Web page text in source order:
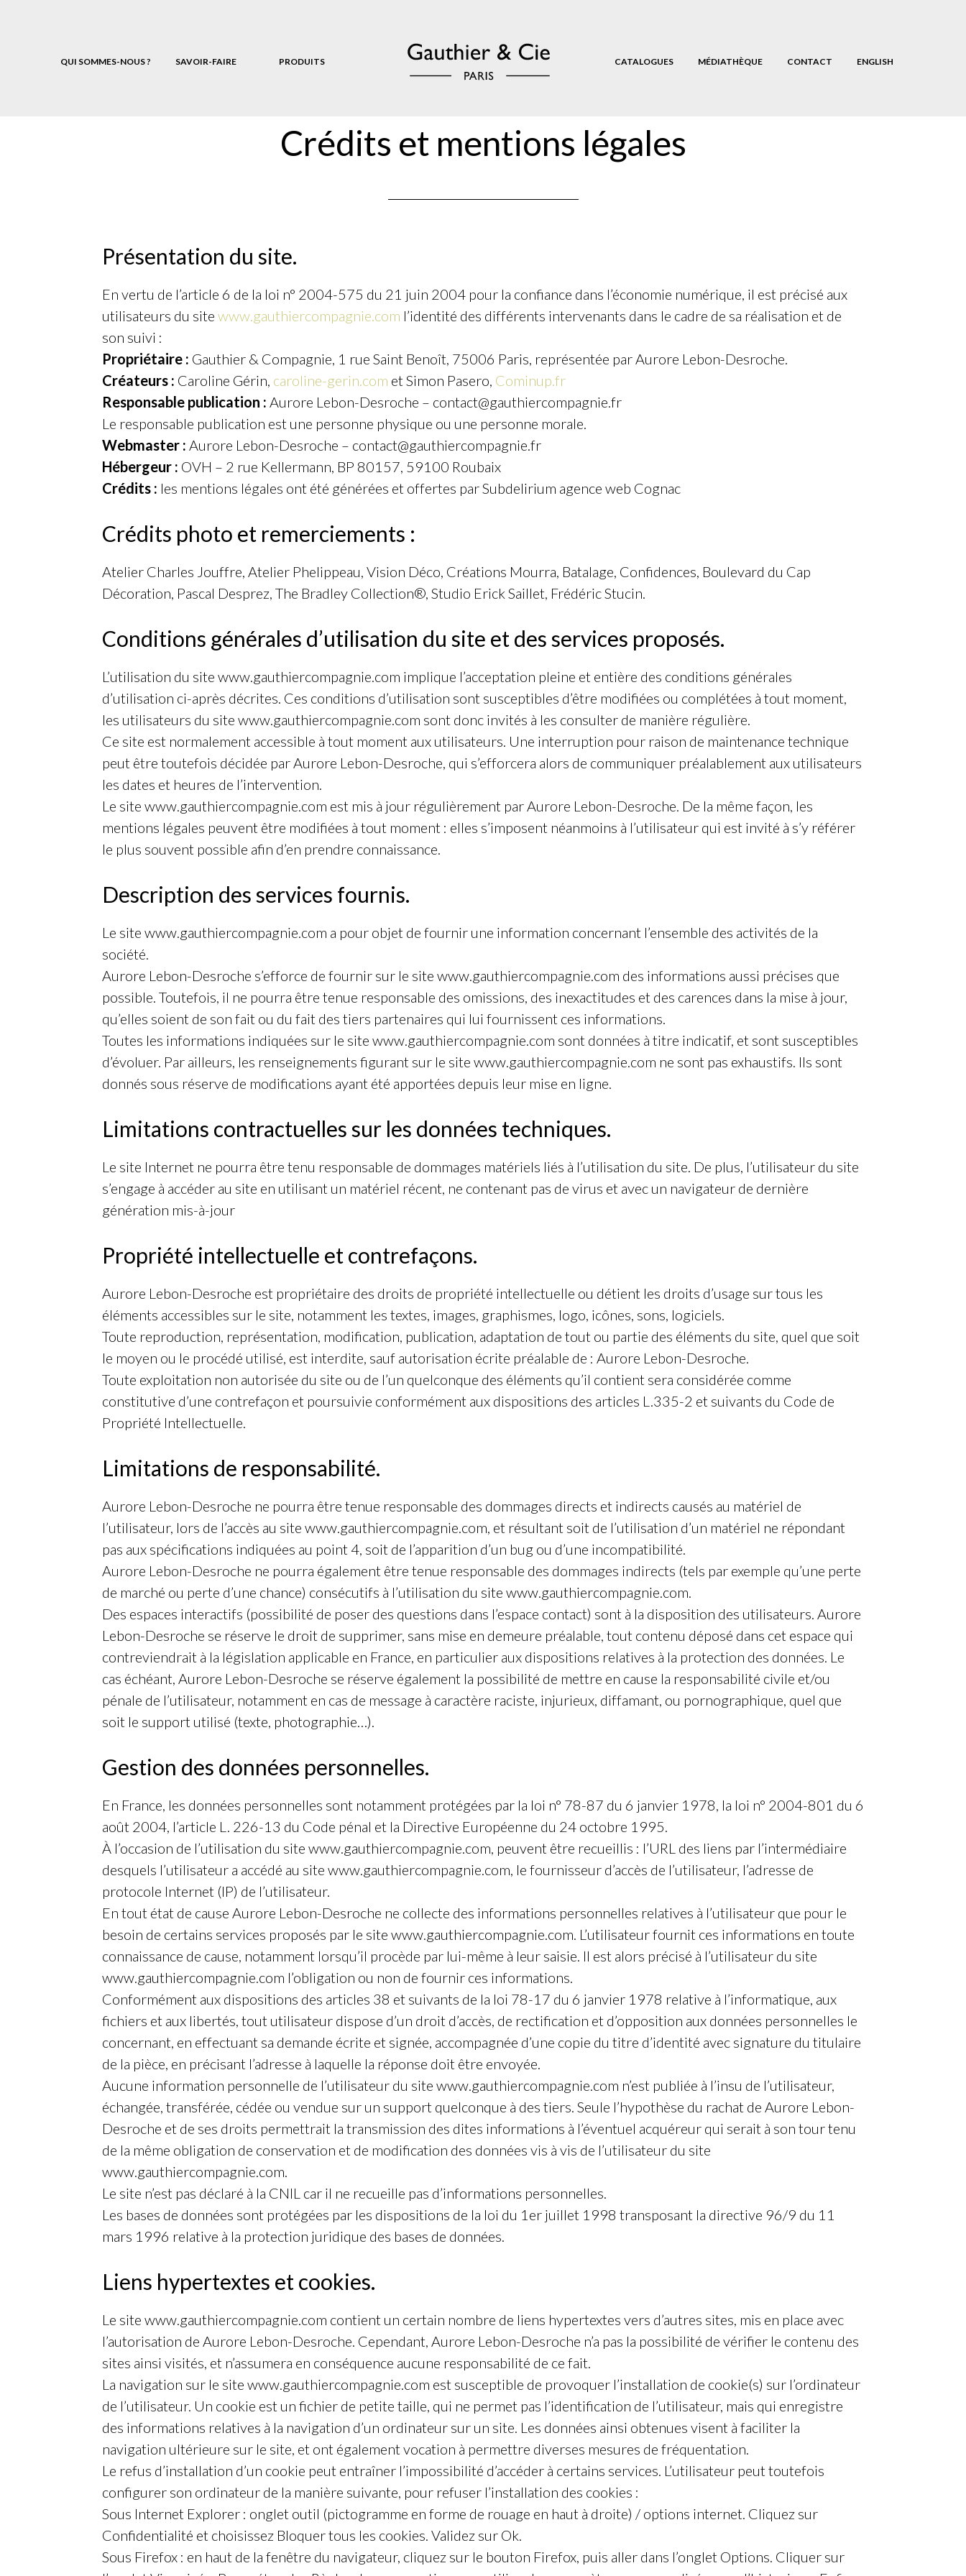
QUI SOMMES-NOUS ? SAVOIR-FAIRE PRODUITS CATALOGUES MÉDIATHÈQUE CONTACT ENGLISH
Crédits et mentions légales
Présentation du site.
En vertu de l’article 6 de la loi n° 2004-575 du 21 juin 2004 pour la confiance dans l’économie numérique, il est précisé aux
utilisateurs du site www.gauthiercompagnie.com l’identité des différents intervenants dans le cadre de sa réalisation et de
son suivi :
Propriétaire : Gauthier & Compagnie, 1 rue Saint Benoît, 75006 Paris, représentée par Aurore Lebon-Desroche.
Créateurs : Caroline Gérin, caroline-gerin.com et Simon Pasero, Cominup.fr
Responsable publication : Aurore Lebon-Desroche – contact@gauthiercompagnie.fr
Le responsable publication est une personne physique ou une personne morale.
Webmaster : Aurore Lebon-Desroche – contact@gauthiercompagnie.fr
Hébergeur : OVH – 2 rue Kellermann, BP 80157, 59100 Roubaix
Crédits : les mentions légales ont été générées et offertes par Subdelirium agence web Cognac
Crédits photo et remerciements :
Atelier Charles Jouffre, Atelier Phelippeau, Vision Déco, Créations Mourra, Batalage, Confidences, Boulevard du Cap
Décoration, Pascal Desprez, The Bradley Collection®, Studio Erick Saillet, Frédéric Stucin.
Conditions générales d’utilisation du site et des services proposés.
L’utilisation du site www.gauthiercompagnie.com implique l’acceptation pleine et entière des conditions générales
d’utilisation ci-après décrites. Ces conditions d’utilisation sont susceptibles d’être modifiées ou complétées à tout moment,
les utilisateurs du site www.gauthiercompagnie.com sont donc invités à les consulter de manière régulière.
Ce site est normalement accessible à tout moment aux utilisateurs. Une interruption pour raison de maintenance technique
peut être toutefois décidée par Aurore Lebon-Desroche, qui s’efforcera alors de communiquer préalablement aux utilisateurs
les dates et heures de l’intervention.
Le site www.gauthiercompagnie.com est mis à jour régulièrement par Aurore Lebon-Desroche. De la même façon, les
mentions légales peuvent être modifiées à tout moment : elles s’imposent néanmoins à l’utilisateur qui est invité à s’y référer
le plus souvent possible afin d’en prendre connaissance.
Description des services fournis.
Le site www.gauthiercompagnie.com a pour objet de fournir une information concernant l’ensemble des activités de la
société.
Aurore Lebon-Desroche s’efforce de fournir sur le site www.gauthiercompagnie.com des informations aussi précises que
possible. Toutefois, il ne pourra être tenue responsable des omissions, des inexactitudes et des carences dans la mise à jour,
qu’elles soient de son fait ou du fait des tiers partenaires qui lui fournissent ces informations.
Toutes les informations indiquées sur le site www.gauthiercompagnie.com sont données à titre indicatif, et sont susceptibles
d’évoluer. Par ailleurs, les renseignements figurant sur le site www.gauthiercompagnie.com ne sont pas exhaustifs. Ils sont
donnés sous réserve de modifications ayant été apportées depuis leur mise en ligne.
Limitations contractuelles sur les données techniques.
Le site Internet ne pourra être tenu responsable de dommages matériels liés à l’utilisation du site. De plus, l’utilisateur du site
s’engage à accéder au site en utilisant un matériel récent, ne contenant pas de virus et avec un navigateur de dernière
génération mis-à-jour
Propriété intellectuelle et contrefaçons.
Aurore Lebon-Desroche est propriétaire des droits de propriété intellectuelle ou détient les droits d’usage sur tous les
éléments accessibles sur le site, notamment les textes, images, graphismes, logo, icônes, sons, logiciels.
Toute reproduction, représentation, modification, publication, adaptation de tout ou partie des éléments du site, quel que soit
le moyen ou le procédé utilisé, est interdite, sauf autorisation écrite préalable de : Aurore Lebon-Desroche.
Toute exploitation non autorisée du site ou de l’un quelconque des éléments qu’il contient sera considérée comme
constitutive d’une contrefaçon et poursuivie conformément aux dispositions des articles L.335-2 et suivants du Code de
Propriété Intellectuelle.
Limitations de responsabilité.
Aurore Lebon-Desroche ne pourra être tenue responsable des dommages directs et indirects causés au matériel de
l’utilisateur, lors de l’accès au site www.gauthiercompagnie.com, et résultant soit de l’utilisation d’un matériel ne répondant
pas aux spécifications indiquées au point 4, soit de l’apparition d’un bug ou d’une incompatibilité.
Aurore Lebon-Desroche ne pourra également être tenue responsable des dommages indirects (tels par exemple qu’une perte
de marché ou perte d’une chance) consécutifs à l’utilisation du site www.gauthiercompagnie.com.
Des espaces interactifs (possibilité de poser des questions dans l’espace contact) sont à la disposition des utilisateurs. Aurore
Lebon-Desroche se réserve le droit de supprimer, sans mise en demeure préalable, tout contenu déposé dans cet espace qui
contreviendrait à la législation applicable en France, en particulier aux dispositions relatives à la protection des données. Le
cas échéant, Aurore Lebon-Desroche se réserve également la possibilité de mettre en cause la responsabilité civile et/ou
pénale de l’utilisateur, notamment en cas de message à caractère raciste, injurieux, diffamant, ou pornographique, quel que
soit le support utilisé (texte, photographie…).
Gestion des données personnelles.
En France, les données personnelles sont notamment protégées par la loi n° 78-87 du 6 janvier 1978, la loi n° 2004-801 du 6
août 2004, l’article L. 226-13 du Code pénal et la Directive Européenne du 24 octobre 1995.
À l’occasion de l’utilisation du site www.gauthiercompagnie.com, peuvent être recueillis : l’URL des liens par l’intermédiaire
desquels l’utilisateur a accédé au site www.gauthiercompagnie.com, le fournisseur d’accès de l’utilisateur, l’adresse de
protocole Internet (IP) de l’utilisateur.
En tout état de cause Aurore Lebon-Desroche ne collecte des informations personnelles relatives à l’utilisateur que pour le
besoin de certains services proposés par le site www.gauthiercompagnie.com. L’utilisateur fournit ces informations en toute
connaissance de cause, notamment lorsqu’il procède par lui-même à leur saisie. Il est alors précisé à l’utilisateur du site
www.gauthiercompagnie.com l’obligation ou non de fournir ces informations.
Conformément aux dispositions des articles 38 et suivants de la loi 78-17 du 6 janvier 1978 relative à l’informatique, aux
fichiers et aux libertés, tout utilisateur dispose d’un droit d’accès, de rectification et d’opposition aux données personnelles le
concernant, en effectuant sa demande écrite et signée, accompagnée d’une copie du titre d’identité avec signature du titulaire
de la pièce, en précisant l’adresse à laquelle la réponse doit être envoyée.
Aucune information personnelle de l’utilisateur du site www.gauthiercompagnie.com n’est publiée à l’insu de l’utilisateur,
échangée, transférée, cédée ou vendue sur un support quelconque à des tiers. Seule l’hypothèse du rachat de Aurore Lebon-
Desroche et de ses droits permettrait la transmission des dites informations à l’éventuel acquéreur qui serait à son tour tenu
de la même obligation de conservation et de modification des données vis à vis de l’utilisateur du site
www.gauthiercompagnie.com.
Le site n’est pas déclaré à la CNIL car il ne recueille pas d’informations personnelles.
Les bases de données sont protégées par les dispositions de la loi du 1er juillet 1998 transposant la directive 96/9 du 11
mars 1996 relative à la protection juridique des bases de données.
Liens hypertextes et cookies.
Le site www.gauthiercompagnie.com contient un certain nombre de liens hypertextes vers d’autres sites, mis en place avec
l’autorisation de Aurore Lebon-Desroche. Cependant, Aurore Lebon-Desroche n’a pas la possibilité de vérifier le contenu des
sites ainsi visités, et n’assumera en conséquence aucune responsabilité de ce fait.
La navigation sur le site www.gauthiercompagnie.com est susceptible de provoquer l’installation de cookie(s) sur l’ordinateur
de l’utilisateur. Un cookie est un fichier de petite taille, qui ne permet pas l’identification de l’utilisateur, mais qui enregistre
des informations relatives à la navigation d’un ordinateur sur un site. Les données ainsi obtenues visent à faciliter la
navigation ultérieure sur le site, et ont également vocation à permettre diverses mesures de fréquentation.
Le refus d’installation d’un cookie peut entraîner l’impossibilité d’accéder à certains services. L’utilisateur peut toutefois
configurer son ordinateur de la manière suivante, pour refuser l’installation des cookies :
Sous Internet Explorer : onglet outil (pictogramme en forme de rouage en haut à droite) / options internet. Cliquez sur
Confidentialité et choisissez Bloquer tous les cookies. Validez sur Ok.
Sous Firefox : en haut de la fenêtre du navigateur, cliquez sur le bouton Firefox, puis aller dans l’onglet Options. Cliquer sur